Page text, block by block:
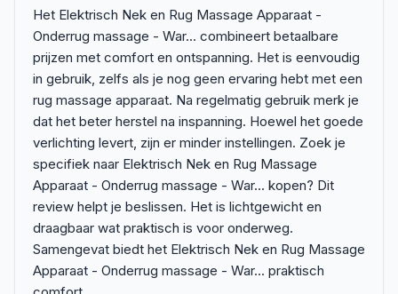
Het Elektrisch Nek en Rug Massage Apparaat -
Onderrug massage - War... combineert betaalbare
prijzen met comfort en ontspanning. Het is eenvoudig
in gebruik, zelfs als je nog geen ervaring hebt met een
rug massage apparaat. Na regelmatig gebruik merk je
dat het beter herstel na inspanning. Hoewel het goede
verlichting levert, zijn er minder instellingen. Zoek je
specifiek naar Elektrisch Nek en Rug Massage
Apparaat - Onderrug massage - War... kopen? Dit
review helpt je beslissen. Het is lichtgewicht en
draagbaar wat praktisch is voor onderweg.
Samengevat biedt het Elektrisch Nek en Rug Massage
Apparaat - Onderrug massage - War... praktisch